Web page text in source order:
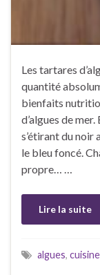
Les tartares
quantité
bienfaits
d’algues de
s’étirant du noir
le bleu foncé.
propre… …
Lire la suite
algues,